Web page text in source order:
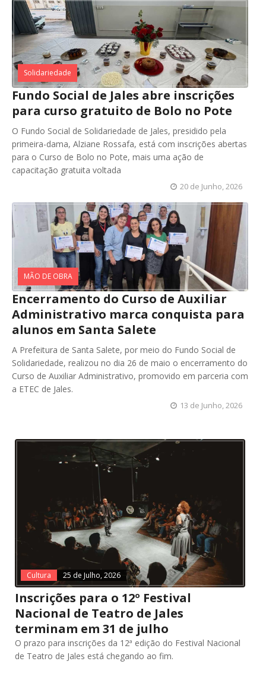
Solidariedade
Fundo Social de Jales abre inscrições
para curso gratuito de Bolo no Pote
O Fundo Social de Solidariedade de Jales, presidido pela
primeira-dama, Alziane Rossafa, está com inscrições abertas
para o Curso de Bolo no Pote, mais uma ação de
capacitação gratuita voltada
20 de Junho, 2026
MÃO DE OBRA
Encerramento do Curso de Auxiliar
Administrativo marca conquista para
alunos em Santa Salete
A Prefeitura de Santa Salete, por meio do Fundo Social de
Solidariedade, realizou no dia 26 de maio o encerramento do
Curso de Auxiliar Administrativo, promovido em parceria com
a ETEC de Jales.
13 de Junho, 2026
Cultura 25 de Julho, 2026
Inscrições para o 12º Festival
Nacional de Teatro de Jales
terminam em 31 de julho
O prazo para inscrições da 12ª edição do Festival Nacional
de Teatro de Jales está chegando ao fim.